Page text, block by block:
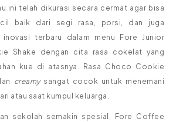
ini telah dikurasi secara cermat agar bisa
baik dari segi rasa, porsi, dan juga
terbaru dalam menu Fore Junior
Shake dengan cita rasa cokelat yang
kue di atasnya. Rasa Choco Cookie
creamysangat cocok untuk menemani
atau saat kumpul keluarga.
sekolah semakin spesial, Fore Coffee